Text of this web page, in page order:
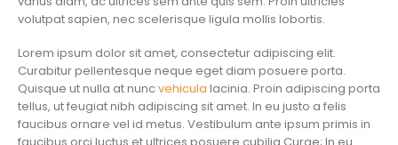
volutpat sapien, nec scelerisque ligula mollis lobortis.
Lorem ipsum dolor sit amet, consectetur adipiscing elit.
Curabitur pellentesque neque eget diam posuere porta.
Quisque ut nulla at nuncvehicula lacinia. Proin adipiscing porta
tellus, ut feugiat nibh adipiscing sit amet. In eu justo a felis
faucibus ornare vel id metus. Vestibulum ante ipsum primis in